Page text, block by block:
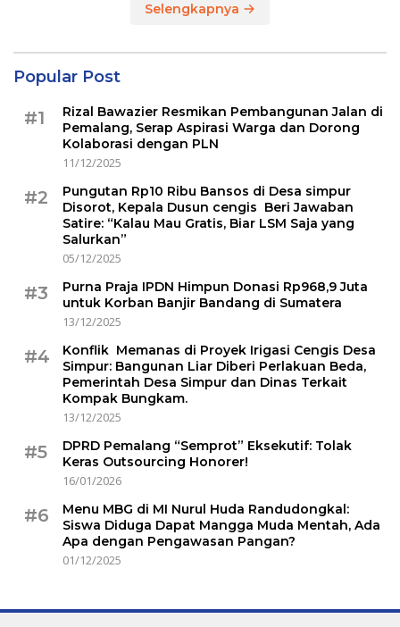
Selengkapnya
Popular Post
#1
Rizal Bawazier Resmikan Pembangunan Jalan di
Pemalang, Serap Aspirasi Warga dan Dorong
Kolaborasi dengan PLN
11/12/2025
#2
Pungutan Rp10 Ribu Bansos di Desa simpur
Disorot, Kepala Dusun cengis Beri Jawaban
Satire: “Kalau Mau Gratis, Biar LSM Saja yang
Salurkan”
05/12/2025
#3
Purna Praja IPDN Himpun Donasi Rp968,9 Juta
untuk Korban Banjir Bandang di Sumatera
13/12/2025
#4
Konflik Memanas di Proyek Irigasi Cengis Desa
Simpur: Bangunan Liar Diberi Perlakuan Beda,
Pemerintah Desa Simpur dan Dinas Terkait
Kompak Bungkam.
13/12/2025
#5
DPRD Pemalang “Semprot” Eksekutif: Tolak
Keras Outsourcing Honorer!
16/01/2026
#6
Menu MBG di MI Nurul Huda Randudongkal:
Siswa Diduga Dapat Mangga Muda Mentah, Ada
Apa dengan Pengawasan Pangan?
01/12/2025